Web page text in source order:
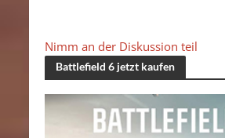
Nimm an der Diskussion teil
Battlefield 6 jetzt kaufen